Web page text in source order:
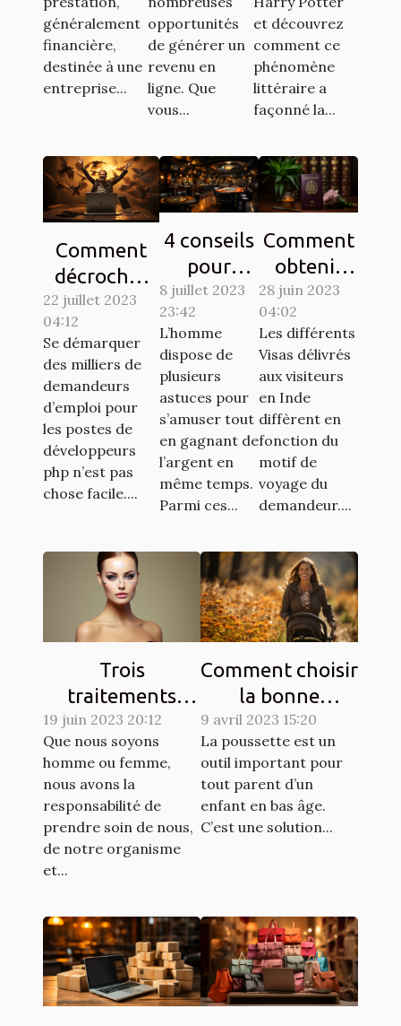
généralement
financière,
destinée à une
entreprise...
?
opportunités
de générer un
revenu en
ligne. Que
vous...
trésor
et découvrez
comment ce
phénomène
littéraire a
façonné la...
Comment
décrocher
son emploi
de rêve en
tant que
développeur
PHP ?
22 juillet 2023
04:12
Se démarquer
des milliers de
demandeurs
d’emploi pour
les postes de
développeurs
php n’est pas
chose facile....
4 conseils
pour
gagner au
jeu de
casino
aviator
8 juillet 2023
23:42
L’homme
dispose de
plusieurs
astuces pour
s’amuser tout
en gagnant de
l’argent en
même temps.
Parmi ces...
Comment
obtenir
son visa
pour
l’inde ?
28 juin 2023
04:02
Les différents
Visas délivrés
aux visiteurs
en Inde
diffèrent en
fonction du
motif de
voyage du
demandeur....
Trois
traitements
dermatologiques
pour améliorer
l'apparence de
votre peau
19 juin 2023 20:12
Que nous soyons
homme ou femme,
nous avons la
responsabilité de
prendre soin de nous,
de notre organisme
et...
Comment choisir
la bonne
poussette pour
un enfant ?
9 avril 2023 15:20
La poussette est un
outil important pour
tout parent d’un
enfant en bas âge.
C’est une solution...